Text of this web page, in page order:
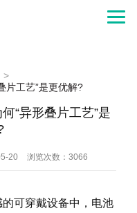
>
片工艺”是更优解?
“异形叠片工艺”是
20 浏览次数：3066
可穿戴设备中，电池